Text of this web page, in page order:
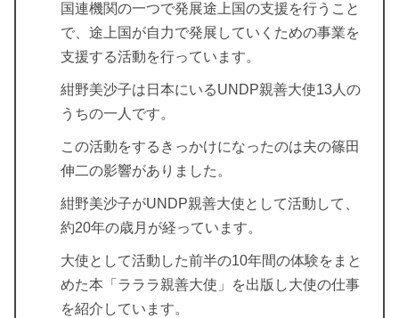
国連機関の一つで発展途上国の支援を行うこと
で、途上国が自力で発展していくための事業を
支援する活動を行っています。
紺野美沙子は日本にいるUNDP親善大使13人の
うちの一人です。
この活動をするきっかけになったのは夫の篠田
伸二の影響がありました。
紺野美沙子がUNDP親善大使として活動して、
約20年の歳月が経っています。
大使として活動した前半の10年間の体験をまと
めた本「ラララ親善大使」を出版し大使の仕事
を紹介しています。